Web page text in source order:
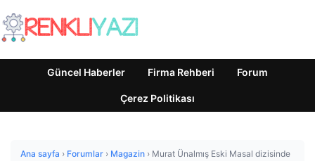
Güncel Haberler Firma Rehberi Forum
Çerez Politikası
Ana sayfa › Forumlar › Magazin › Murat Ünalmış Eski Masal dizisinde